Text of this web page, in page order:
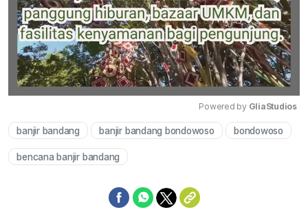
Mute
Powered by GliaStudios
banjir bandang banjir bandang bondowoso bondowoso
bencana banjir bandang